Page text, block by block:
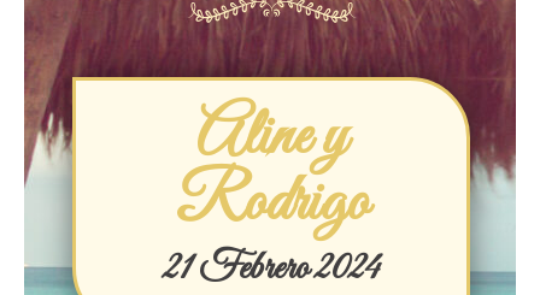
Aline y
Rodrigo
21 Febrero 2024